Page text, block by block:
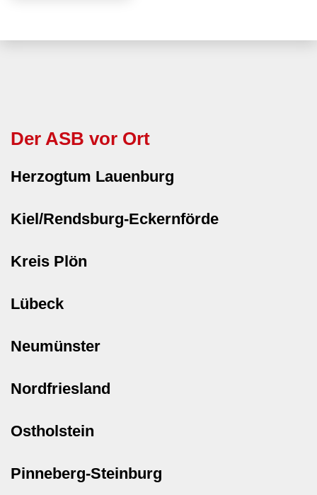
Der ASB vor Ort
Herzogtum Lauenburg
Kiel/Rendsburg-Eckernförde
Kreis Plön
Lübeck
Neumünster
Nordfriesland
Ostholstein
Pinneberg-Steinburg